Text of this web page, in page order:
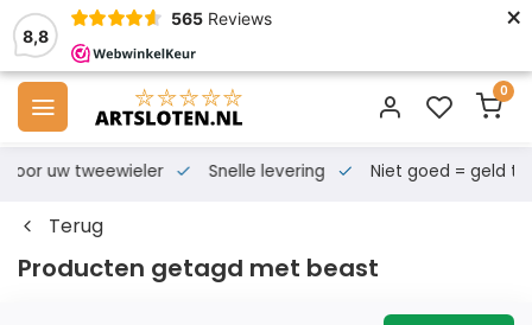
8,8
565 Reviews ×
0
voor uw tweewieler Snelle levering Niet goed = geld
Terug
Producten getagd met beast